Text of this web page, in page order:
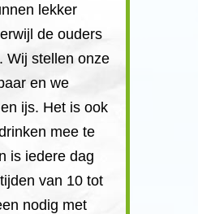
lekker
de ouders
Wij stellen onze
en we
ijs. Het is ook
mee te
is iedere dag
van 10 tot
nodig met